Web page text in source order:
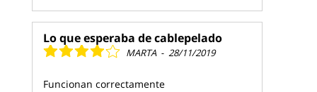
Lo que esperaba de cablepelado
MARTA - 28/11/2019
Funcionan correctamente